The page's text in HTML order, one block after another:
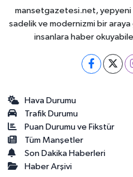
mansetgazetesi.net, yepyeni
sadelik ve modernizmi bir
insanlara haber
Hava Durumu
Trafik Durumu
Puan Durumu ve Fikstür
Tüm Manşetler
Son Dakika Haberleri
Haber Arşivi